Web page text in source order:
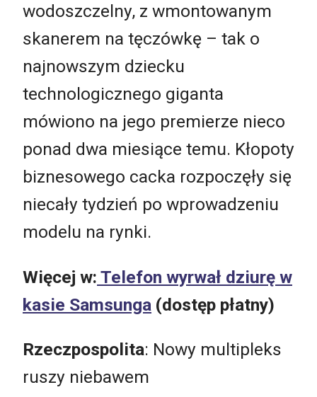
wodoszczelny, z wmontowanym
skanerem na tęczówkę – tak o
najnowszym dziecku
technologicznego giganta
mówiono na jego premierze nieco
ponad dwa miesiące temu. Kłopoty
biznesowego cacka rozpoczęły się
niecały tydzień po wprowadzeniu
modelu na rynki.
Więcej w: Telefon wyrwał dziurę w
kasie Samsunga (dostęp płatny)
Rzeczpospolita: Nowy multipleks
ruszy niebawem